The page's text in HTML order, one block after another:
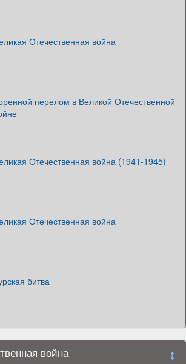
Отечественная война
перелом в Великой Отечественной
Отечественная война (1941-1945)
Отечественная война
битва
война